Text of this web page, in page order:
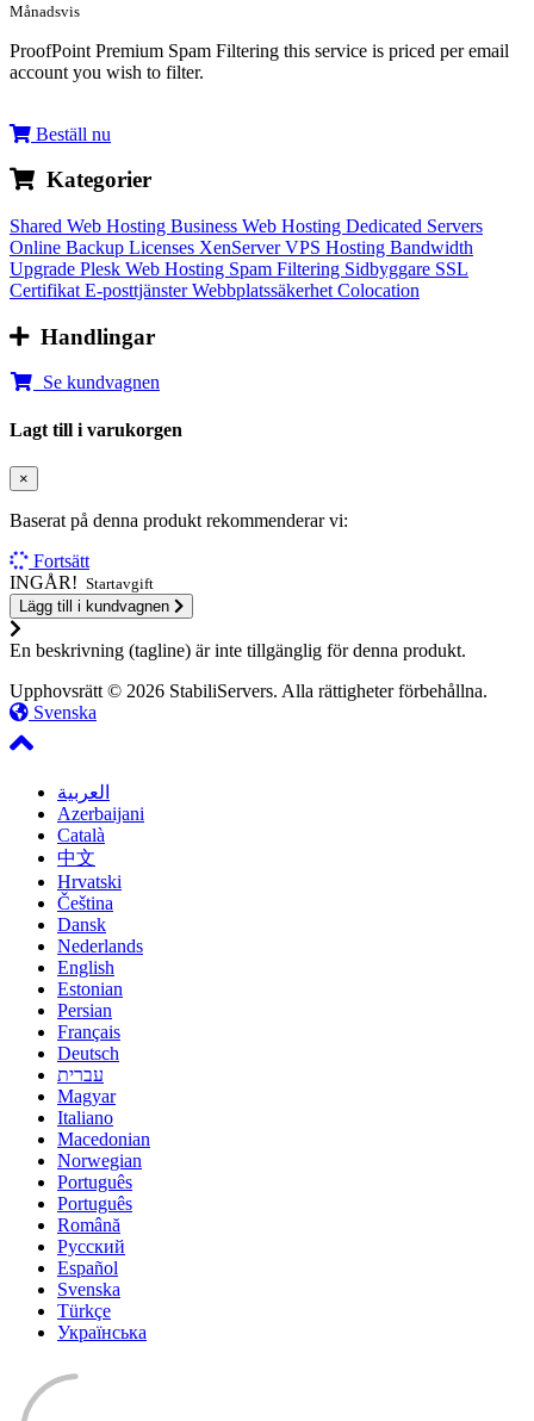
Månadsvis
ProofPoint Premium Spam Filtering this service is priced per email
account you wish to filter.
Beställ nu
Kategorier
Shared Web Hosting Business Web Hosting Dedicated Servers
Online Backup Licenses XenServer VPS Hosting Bandwidth
Upgrade Plesk Web Hosting Spam Filtering Sidbyggare SSL
Certifikat E-posttjänsterWebbplatssäkerhet Colocation
Handlingar
Se kundvagnen
Lagt till i varukorgen
×
Baserat på denna produkt rekommenderar vi:
Fortsätt
INGÅR! Startavgift
Lägg till i kundvagnen
En beskrivning (tagline) är inte tillgänglig för denna produkt.
Upphovsrätt © 2026 StabiliServers. Alla rättigheter förbehållna.
Svenska
العربية
Azerbaijani
Català
中文
Hrvatski
Čeština
Dansk
Nederlands
English
Estonian
Persian
Français
Deutsch
עברית
Magyar
Italiano
Macedonian
Norwegian
Português
Português
Română
Русский
Español
Svenska
Türkçe
Українська